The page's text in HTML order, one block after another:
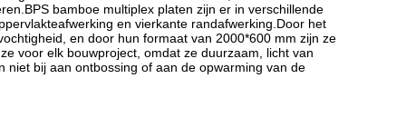
bamboe multiplex platen zijn er in verschillende
en vierkante randafwerking.Door het
en door hun formaat van 2000*600 mm zijn ze
voor elk bouwproject, omdat ze duurzaam, licht van
niet bij aan ontbossing of aan de opwarming van de